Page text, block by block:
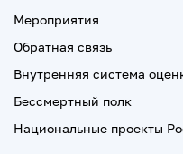
Мероприятия
Обратная связь
Внутренняя система
Бессмертный полк
Национальные проекты